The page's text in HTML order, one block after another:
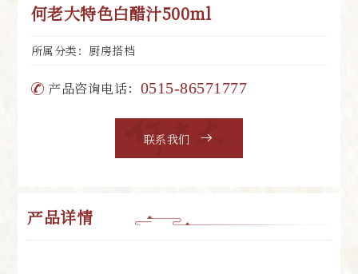
何老大特色白醋汁500ml
所属分类：厨房搭档
产品咨询电话： 0515-86571777
联系我们
产品详情